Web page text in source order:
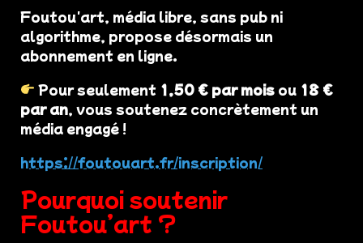
Foutou'art, média libre, sans pub ni
algorithme, propose désormais un
abonnement en ligne.
Pour seulement 1,50 € par mois ou 18 €
par an, vous soutenez concrètement un
média engagé !
https://foutouart.fr/inscription/
Pourquoi soutenir
Foutou’art ?